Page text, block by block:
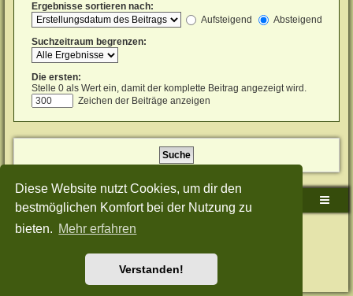
Diese Website nutzt Cookies, um dir den
bestmöglichen Komfort bei der Nutzung zu
bieten. Mehr erfahren
Verstanden!
Ergebnisse sortieren nach:
Aufsteigend
Absteigend
Suchzeitraum begrenzen:
Die ersten:
Stelle 0 als Wert ein, damit der komplette Beitrag angezeigt wird.
Zeichen der Beiträge anzeigen
Sudden-Strike-Maps.de Hauptseite Foren-Übersicht
Powered byphpBB® Forum Software © phpBB Limited
Style: Green-Style-Split by Joyce&LunaphpBB-Style-Design
Nutzungsbedingungen